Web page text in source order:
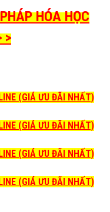
HÓA HỌC
>
(GIÁ ƯU ĐÃI NHẤT)
(GIÁ ƯU ĐÃI NHẤT)
(GIÁ ƯU ĐÃI NHẤT)
(GIÁ ƯU ĐÃI NHẤT)